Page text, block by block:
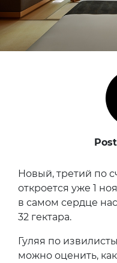
Новый, третий по
откроется уже 1
в самом сердце
32 гектара.
Гуляя по
можно оценить,